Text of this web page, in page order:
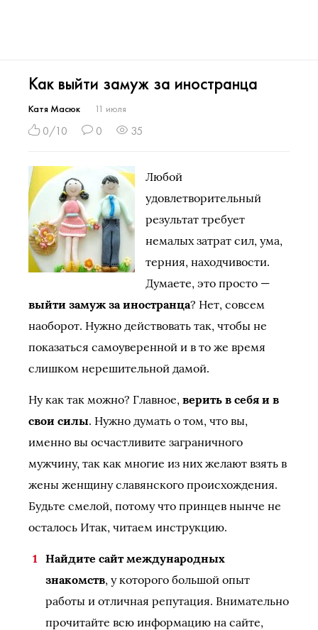
Как выйти замуж за иностранца
Катя Масюк 11 июля
0/10 0 35
Любой
удовлетворительный
результат требует
немалых затрат сил, ума,
терния, находчивости.
Думаете, это просто —
выйти замуж за иностранца? Нет, совсем
наоборот. Нужно действовать так, чтобы не
показаться самоуверенной и в то же время
слишком нерешительной дамой.
Ну как так можно? Главное, верить в себя и в
свои силы. Нужно думать о том, что вы,
именно вы осчастливите заграничного
мужчину, так как многие из них желают взять в
жены женщину славянского происхождения.
Будьте смелой, потому что принцев нынче не
осталось Итак, читаем инструкцию.
Найдите сайт международных
знакомств, у которого большой опыт
работы и отличная репутация. Внимательно
прочитайте всю информацию на сайте,